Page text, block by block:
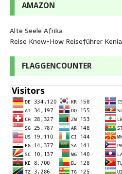
AMAZON
Alte Seele Afrika
Reise Know-How Reiseführer Kenia
FLAGGENCOUNTER